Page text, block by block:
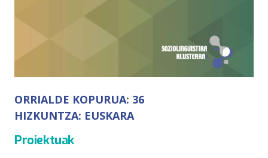
ORRIALDE KOPURUA: 36
HIZKUNTZA: EUSKARA
Proiektuak